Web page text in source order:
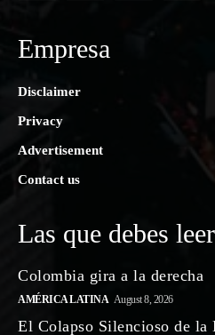
Empresa
Disclaimer
Privacy
Advertisement
Contact us
Las que debes leer
Colombia gira a la derecha
AMÉRICA LATINA August 8, 2026
El Colapso Silencioso de la